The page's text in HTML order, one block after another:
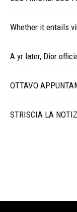
Whether it entails
A yr later, Dior
OTTAVO
STRISCIA LA